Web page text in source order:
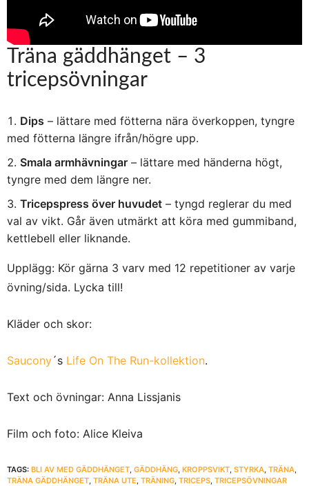
Träna gäddhänget – 3
tricepsövningar
Dips – lättare med fötterna nära överkoppen, tyngre
med fötterna längre ifrån/högre upp.
Smala armhävningar – lättare med händerna högt,
tyngre med dem längre ner.
Tricepspress över huvudet – tyngd reglerar du med
val av vikt. Går även utmärkt att köra med gummiband,
kettlebell eller liknande.
Upplägg: Kör gärna 3 varv med 12 repetitioner av varje
övning/sida. Lycka till!
Kläder och skor:
Saucony´s Life On The Run-kollektion.
Text och övningar: Anna Lissjanis
Film och foto: Alice Kleiva
TAGS: BLI AV MED GÄDDHÄNGET GÄDDHÄNG KROPPSVIKT STYRKA TRÄNA
TRÄNA GÄDDHÄNGET TRÄNA UTE TRÄNING TRICEPS TRICEPSÖVNINGAR